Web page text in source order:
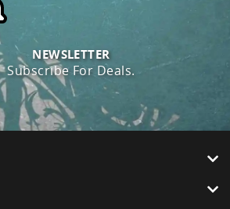
NEWSLETTER
Subscribe For Deals.